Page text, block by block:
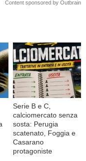
Content sponsored by Outbrain
Serie B e C,
calciomercato senza
sosta: Perugia
scatenato, Foggia e
Casarano
protagoniste